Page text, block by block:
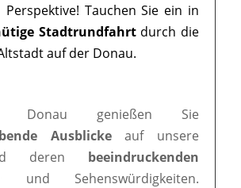
Perspektive! Tauchen Sie ein in
Stadtrundfahrtdurch die
auf der Donau.
genießen Sie
Ausblickeauf unsere
deren beeindruckenden
und Sehenswürdigkeiten.